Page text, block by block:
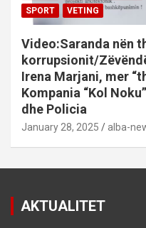
SPORT
VETING
Video:Saranda nën
korrupsionit/
Irena Marjani, mer
Kompania “Kol
dhe Policia
January 28, 2025 alba-
AKTUALITET